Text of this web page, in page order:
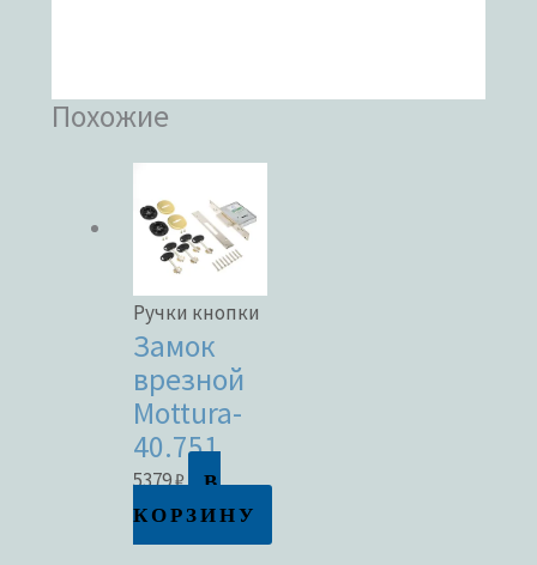
Похожие
Ручки кнопки
Замок
врезной
Mottura-
40.751
5379₽
В
КОРЗИНУ